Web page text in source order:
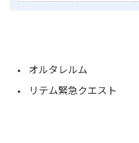
オルタレルム
リテム緊急クエスト